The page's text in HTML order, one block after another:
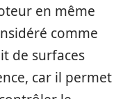
en même
comme
de surfaces
car il permet